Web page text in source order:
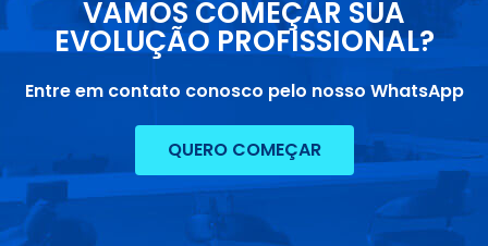
VAMOS COMEÇAR SUA
EVOLUÇÃO PROFISSIONAL?
Entre em contato conosco pelo nosso WhatsApp
QUERO COMEÇAR